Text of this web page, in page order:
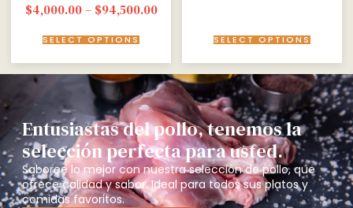
$4,000.00 – $94,500.00
SELECT OPTIONS SELECT OPTIONS
Entusiastas del pollo, tenemos la
selección perfecta para usted.
Saboree lo mejor con nuestra selección de pollo, que
ofrece calidad y sabor. Ideal para todos sus platos y
comidas favoritos.